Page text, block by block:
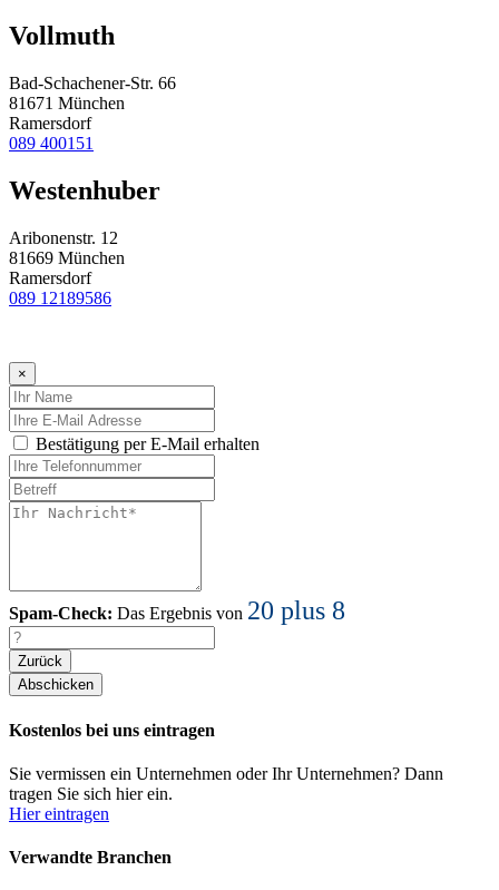
Vollmuth
Bad-Schachener-Str. 66
81671 München
Ramersdorf
089 400151
Westenhuber
Aribonenstr. 12
81669 München
Ramersdorf
089 12189586
×
Bestätigung per E-Mail erhalten
Spam-Check: Das Ergebnis von 20 plus 8
Zurück
Kostenlos bei uns eintragen
Sie vermissen ein Unternehmen oder Ihr Unternehmen? Dann
tragen Sie sich hier ein.
Hier eintragen
Verwandte Branchen